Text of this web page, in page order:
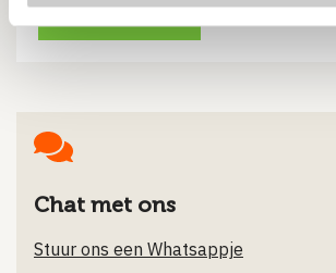
Bekijk product
Chat met ons
Stuur ons een Whatsappje